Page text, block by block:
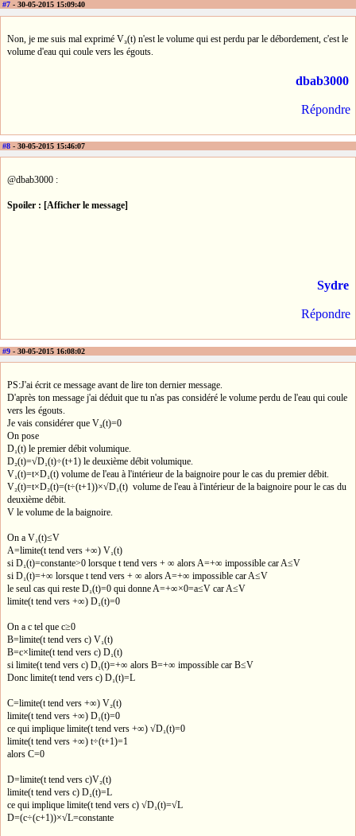
#7 - 30-05-2015 15:09:40
Non, je me suis mal exprimé V₃(t) n'est le volume qui est perdu par le débordement, c'est le
volume d'eau qui coule vers les égouts.
dbab3000
Répondre
#8 - 30-05-2015 15:46:07
@dbab3000 :
Spoiler : [Afficher le message]
Sydre
Répondre
#9 - 30-05-2015 16:08:02
PS:J'ai écrit ce message avant de lire ton dernier message.
D'après ton message j'ai déduit que tu n'as pas considéré le volume perdu de l'eau qui coule
vers les égouts.
Je vais considérer que V₃(t)=0
On pose
D₁(t) le premier débit volumique.
D₂(t)=√D₁(t)÷(t+1) le deuxième débit volumique.
V₁(t)=t×D₁(t) volume de l'eau à l'intérieur de la baignoire pour le cas du premier débit.
V₂(t)=t×D₂(t)=(t÷(t+1))×√D₁(t) volume de l'eau à l'intérieur de la baignoire pour le cas du
deuxième débit.
V le volume de la baignoire.
On a V₁(t)≤V
A=limite(t tend vers +∞) V₁(t)
si D₁(t)=constante>0 lorsque t tend vers + ∞ alors A=+∞ impossible car A≤V
si D₁(t)=+∞ lorsque t tend vers + ∞ alors A=+∞ impossible car A≤V
le seul cas qui reste D₁(t)=0 qui donne A=+∞×0=a≤V car A≤V
limite(t tend vers +∞) D₁(t)=0
On a c tel que c≥0
B=limite(t tend vers c) V₁(t)
B=c×limite(t tend vers c) D₁(t)
si limite(t tend vers c) D₁(t)=+∞ alors B=+∞ impossible car B≤V
Donc limite(t tend vers c) D₁(t)=L
C=limite(t tend vers +∞) V₂(t)
limite(t tend vers +∞) D₁(t)=0
ce qui implique limite(t tend vers +∞) √D₁(t)=0
limite(t tend vers +∞) t÷(t+1)=1
alors C=0
D=limite(t tend vers c)V₂(t)
limite(t tend vers c) D₁(t)=L
ce qui implique limite(t tend vers c) √D₁(t)=√L
D=(c÷(c+1))×√L=constante